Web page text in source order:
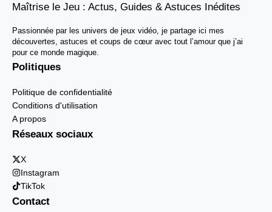
Maîtrise le Jeu : Actus, Guides & Astuces Inédites
Passionnée par les univers de jeux vidéo, je partage ici mes
découvertes, astuces et coups de cœur avec tout l’amour que j’ai
pour ce monde magique.
Politiques
Politique de confidentialité
Conditions d'utilisation
A propos
Réseaux sociaux
X
Instagram
TikTok
Contact